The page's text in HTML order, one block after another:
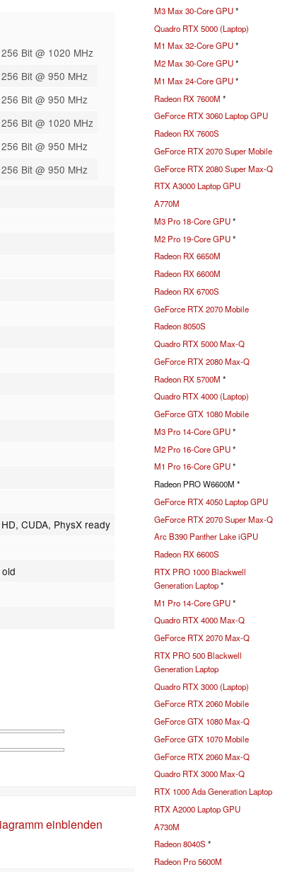
256 Bit @ 1020 MHz
256 Bit @ 950 MHz
256 Bit @ 950 MHz
256 Bit @ 1020 MHz
256 Bit @ 950 MHz
256 Bit @ 950 MHz
CUDA, PhysX ready
einblenden
M3 Max 30-Core GPU*
Quadro RTX 5000 (Laptop)
M1 Max 32-Core GPU*
M2 Max 30-Core GPU*
M1 Max 24-Core GPU*
Radeon RX 7600M *
GeForce RTX 3060 Laptop GPU
Radeon RX 7600S
GeForce RTX 2070 Super Mobile
GeForce RTX 2080 Super Max-Q
RTX A3000 Laptop GPU
A770M
M3 Pro 18-Core GPU*
M2 Pro 19-Core GPU*
Radeon RX 6650M
Radeon RX 6600M
Radeon RX 6700S
GeForce RTX 2070 Mobile
Radeon 8050S
Quadro RTX 5000 Max-Q
GeForce RTX 2080 Max-Q
Radeon RX 5700M *
Quadro RTX 4000 (Laptop)
GeForce GTX 1080 Mobile
M3 Pro 14-Core GPU*
M2 Pro 16-Core GPU*
M1 Pro 16-Core GPU*
Radeon PRO W6600M *
GeForce RTX 4050 Laptop GPU
GeForce RTX 2070 Super Max-Q
Arc B390 Panther Lake iGPU
Radeon RX 6600S
RTX PRO 1000 Blackwell
Generation Laptop*
M1 Pro 14-Core GPU*
Quadro RTX 4000 Max-Q
GeForce RTX 2070 Max-Q
RTX PRO 500 Blackwell
Generation Laptop
Quadro RTX 3000 (Laptop)
GeForce RTX 2060 Mobile
GeForce GTX 1080 Max-Q
GeForce GTX 1070 Mobile
GeForce RTX 2060 Max-Q
Quadro RTX 3000 Max-Q
RTX 1000 Ada Generation Laptop
RTX A2000 Laptop GPU
A730M
Radeon 8040S *
Radeon Pro 5600M